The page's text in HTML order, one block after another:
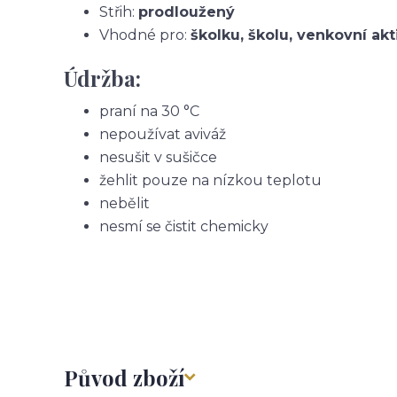
Střih: prodloužený
Vhodné pro: školku, školu, venkovní
Údržba:
praní na 30 °C
nepoužívat aviváž
nesušit v sušičce
žehlit pouze na nízkou teplotu
nebělit
nesmí se čistit chemicky
Původ zboží